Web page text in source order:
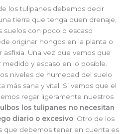
los tulipanes debemos decir
tierra que tenga buen drenaje,
suelos con poco o escaso
originar hongos en la planta o
Una vez que vemos que
y escaso en lo posible.
niveles de humedad del suelo
más sana y vital. Si vemos que el
regar ligeramente nuestros
los tulipanes no necesitan
diario o excesivo . Otro de los
que debemos tener en cuenta es